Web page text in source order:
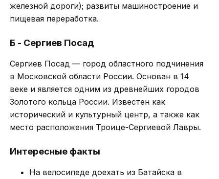
железной дороги); развиты машиностроение и
пищевая переработка.
Б - Сергиев Посад
Сергиев Посад — город областного подчинения
в Московской области России. Основан в 14
веке и является одним из древнейших городов
Золотого кольца России. Известен как
исторический и культурный центр, а также как
место расположения Троице-Сергиевой Лавры.
Интересные факты
На велосипеде доехать из Батайска в